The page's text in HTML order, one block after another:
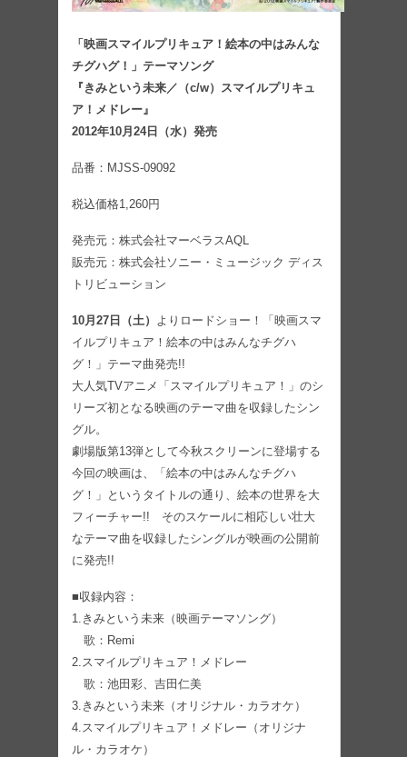
「映画スマイルプリキュア！絵本の中はみんな
チグハグ！」テーマソング
『きみという未来／（c/w）スマイルプリキュ
ア！メドレー』
2012年10月24日（水）発売
品番：MJSS-09092
税込価格1,260円
発売元：株式会社マーベラスAQL
販売元：株式会社ソニー・ミュージック ディス
トリビューション
10月27日（土） よりロードショー！「映画スマ
イルプリキュア！絵本の中はみんなチグハ
グ！」テーマ曲発売!!
大人気TVアニメ「スマイルプリキュア！」のシ
リーズ初となる映画のテーマ曲を収録したシン
グル。
劇場版第13弾として今秋スクリーンに登場する
今回の映画は、「絵本の中はみんなチグハ
グ！」というタイトルの通り、絵本の世界を大
フィーチャー!! そのスケールに相応しい壮大
なテーマ曲を収録したシングルが映画の公開前
に発売!!
■収録内容：
1.きみという未来（映画テーマソング）
歌：Remi
2.スマイルプリキュア！メドレー
歌：池田彩、吉田仁美
3.きみという未来（オリジナル・カラオケ）
4.スマイルプリキュア！メドレー（オリジナ
ル・カラオケ）